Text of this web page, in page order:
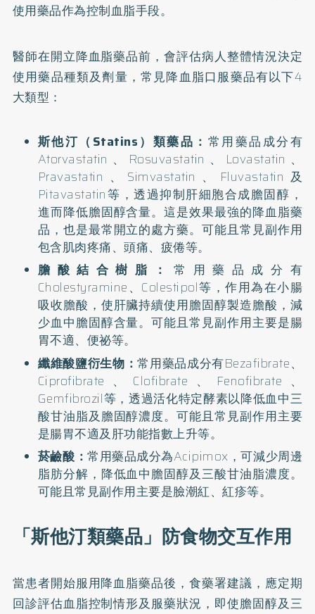
使用藥品作為控制血脂手段。
醫師在開立降血脂藥品前，會評估病人整體情況決定
使用藥品種類及劑量，常見降血脂口服藥品有以下4
大類型：
斯他汀（Statins）類藥品： 常用藥品成分有
Atorvastatin、Rosuvastatin、Lovastatin、
Pravastatin、Simvastatin、Fluvastatin及
Pitavastatin等，透過抑制肝細胞合成膽固醇，
進而降低膽固醇含量。這是效果最強的降血脂藥
品，也是最常開立的處方藥。可能且常見副作用
包含肌肉疼痛、頭痛、疲倦等。
膽酸結合樹脂：常用藥品成分有
Cholestyramine、Colestipol等，作用為在小腸
吸收膽酸，使肝臟持續使用膽固醇製造膽酸，減
少血中膽固醇含量。可能且常見副作用主要是腸
胃不適、便祕等。
纖維酸鹽衍生物：常用藥品成分有Bezafibrate、
Ciprofibrate、Clofibrate、Fenofibrate、
Gemfibrozil等，透過活化特定酵素以降低血中三
酸甘油脂及膽固醇濃度。可能且常見副作用主要
是腸胃不適及肝功能指數上升等。
菸鹼酸：常用藥品成分為Acipimox，可減少周邊
脂肪分解，降低血中膽固醇及三酸甘油脂濃度。
可能且常見副作用主要是臉潮紅、紅疹等。
「斯他汀類藥品」防食物交互作用
當患者開始服用降血脂藥品後，食藥署建議，應定期
回診評估血脂控制情形及服藥狀況，即使膽固醇及三